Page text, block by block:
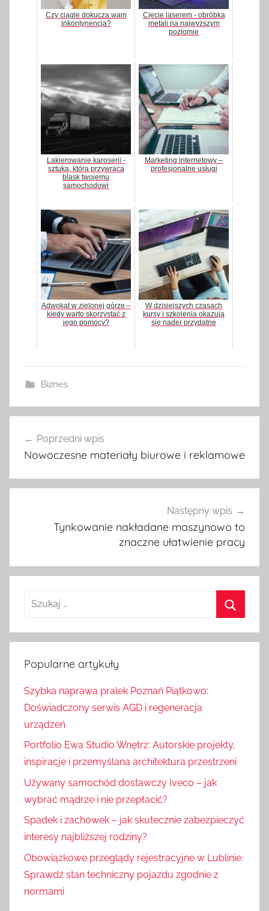
Czy ciągle dokucza wam
inkontynencja?
Cięcie laserem - obróbka
metali na najwyższym
poziomie
Lakierowanie karoserii -
sztuka, która przywraca
blask twojemu
samochodowi
Marketing internetowy –
profesjonalne usługi
Adwokat w zielonej górze –
kiedy warto skorzystać z
jego pomocy?
W dzisiejszych czasach
kursy i szkolenia okazują
się nader przydatne
Biznes
Nawigacja
wpisu
Poprzedni wpis
Nowoczesne materiały biurowe i reklamowe
Następny wpis
Tynkowanie nakładane maszynowo to
znaczne ułatwienie pracy
u
a
z
Popularne artykuły
Szybka naprawa pralek Poznań Piątkowo:
Doświadczony serwis AGD i regeneracja
urządzeń
Portfolio Ewa Studio Wnętrz: Autorskie projekty,
inspiracje i przemyślana architektura przestrzeni
Używany samochód dostawczy Iveco – jak
wybrać mądrze i nie przepłacić?
Spadek i zachowek – jak skutecznie zabezpieczyć
interesy najbliższej rodziny?
Obowiązkowe przeglądy rejestracyjne w Lublinie:
Sprawdź stan techniczny pojazdu zgodnie z
normami